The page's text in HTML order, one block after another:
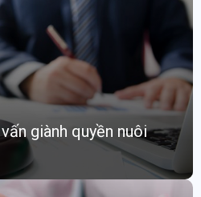
giành quyền nuôi